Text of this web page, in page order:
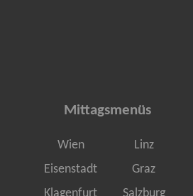
Mittagsmenüs
Wien
Linz
Eisenstadt
Graz
Klagenfurt
Salzburg